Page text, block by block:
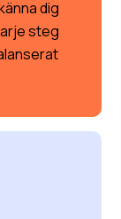
dig
steg